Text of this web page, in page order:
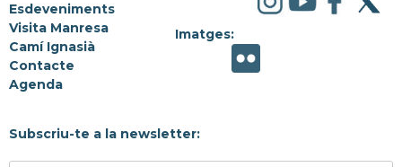
Esdeveniments
Visita Manresa
Camí Ignasià
Contacte
Agenda
Imatges:
Subscriu-te a la newsletter: